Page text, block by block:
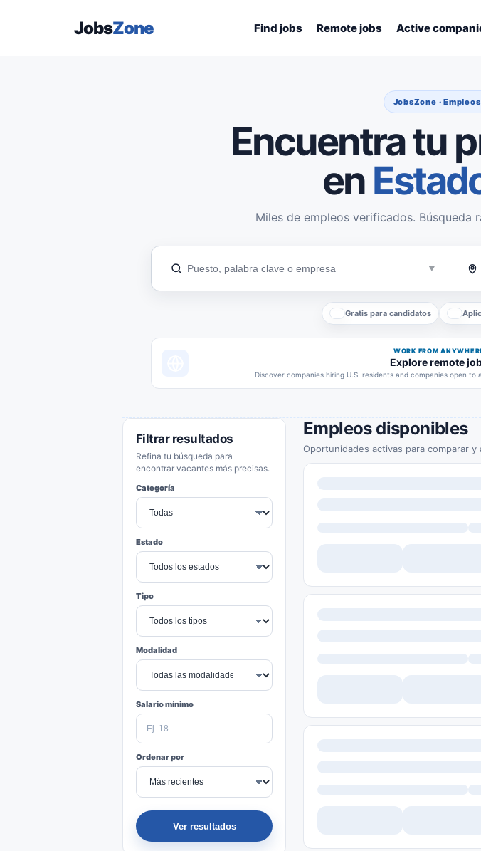
JobsZone Find jobs Remote jobs Active
JobsZone ·
Encuentra tu
en
Miles de empleos verificados.
Gratis para candidatos
WORK FROM
Explore remote
Discover companies hiring U.S. residents and companies open to
Filtrar resultados
Refina tu búsqueda para
encontrar vacantes más precisas.
Categoría
Estado
Tipo
Modalidad
Salario mínimo
Ordenar por
Ver resultados
Empleos disponibles
Oportunidades activas para comparar y